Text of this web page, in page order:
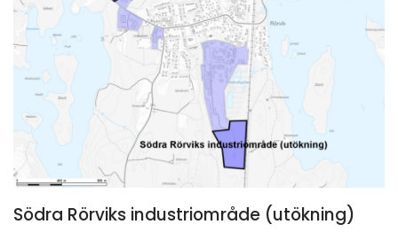
Södra Rörviks industriområde (utökning)